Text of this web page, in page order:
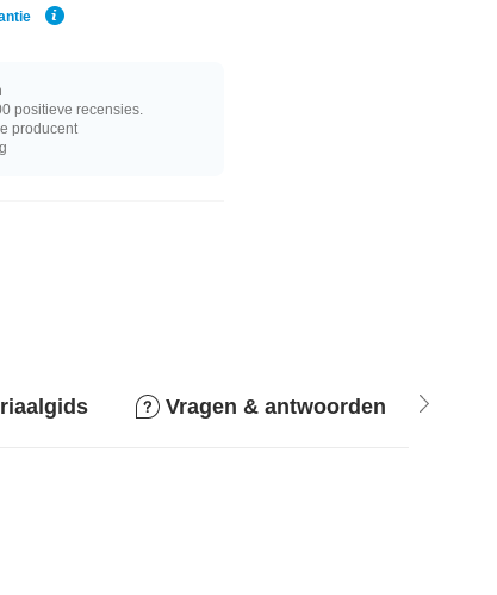
positieve recensies.
producent
Vragen & antwoorden